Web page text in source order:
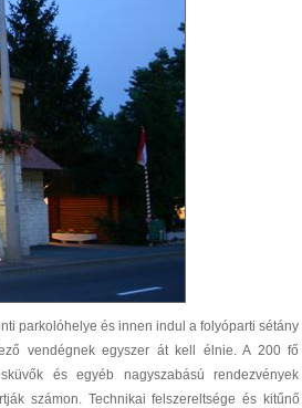
parkolóhelye és innen indul a folyóparti sétány
vendégnek egyszer át kell élnie. A 200 fő
és egyéb nagyszabású rendezvények
számon. Technikai felszereltsége és kitűnő